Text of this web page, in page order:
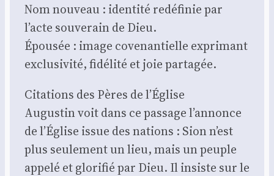
Nom nou­veau : iden­ti­té redé­fi­nie par
l’acte sou­ve­rain de Dieu.
Épou­sée : image cove­nan­tielle expri­mant
exclu­si­vi­té, fidé­li­té et joie par­ta­gée.
Cita­tions des Pères de l’Église
Augus­tin voit dans ce pas­sage l’annonce
de l’Église issue des nations : Sion n’est
plus seule­ment un lieu, mais un peuple
appe­lé et glo­ri­fié par Dieu. Il insiste sur le